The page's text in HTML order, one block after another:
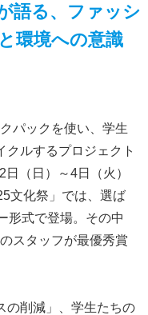
語る、ファッシ
環境への意識
パックを使い、学生
クルするプロジェクト
（日）～4日（火）
文化祭」では、選ば
形式で登場。その中
スタッフが最優秀賞
の削減」、学生たちの